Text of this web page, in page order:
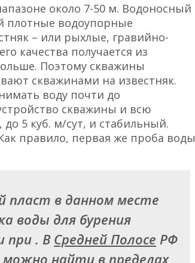
около 7-50 м. Водоносный
плотные водоупорные
– или рыхлые, гравийно-
качества получается из
Поэтому скважины
скважинами на известняк.
воду почти до
скважины и всю
5 куб. м/сут, и стабильный.
правило, первая же проба воды
пласт в данном месте
воды для бурения
при . В Средней Полосе РФ
можно найти в пределах